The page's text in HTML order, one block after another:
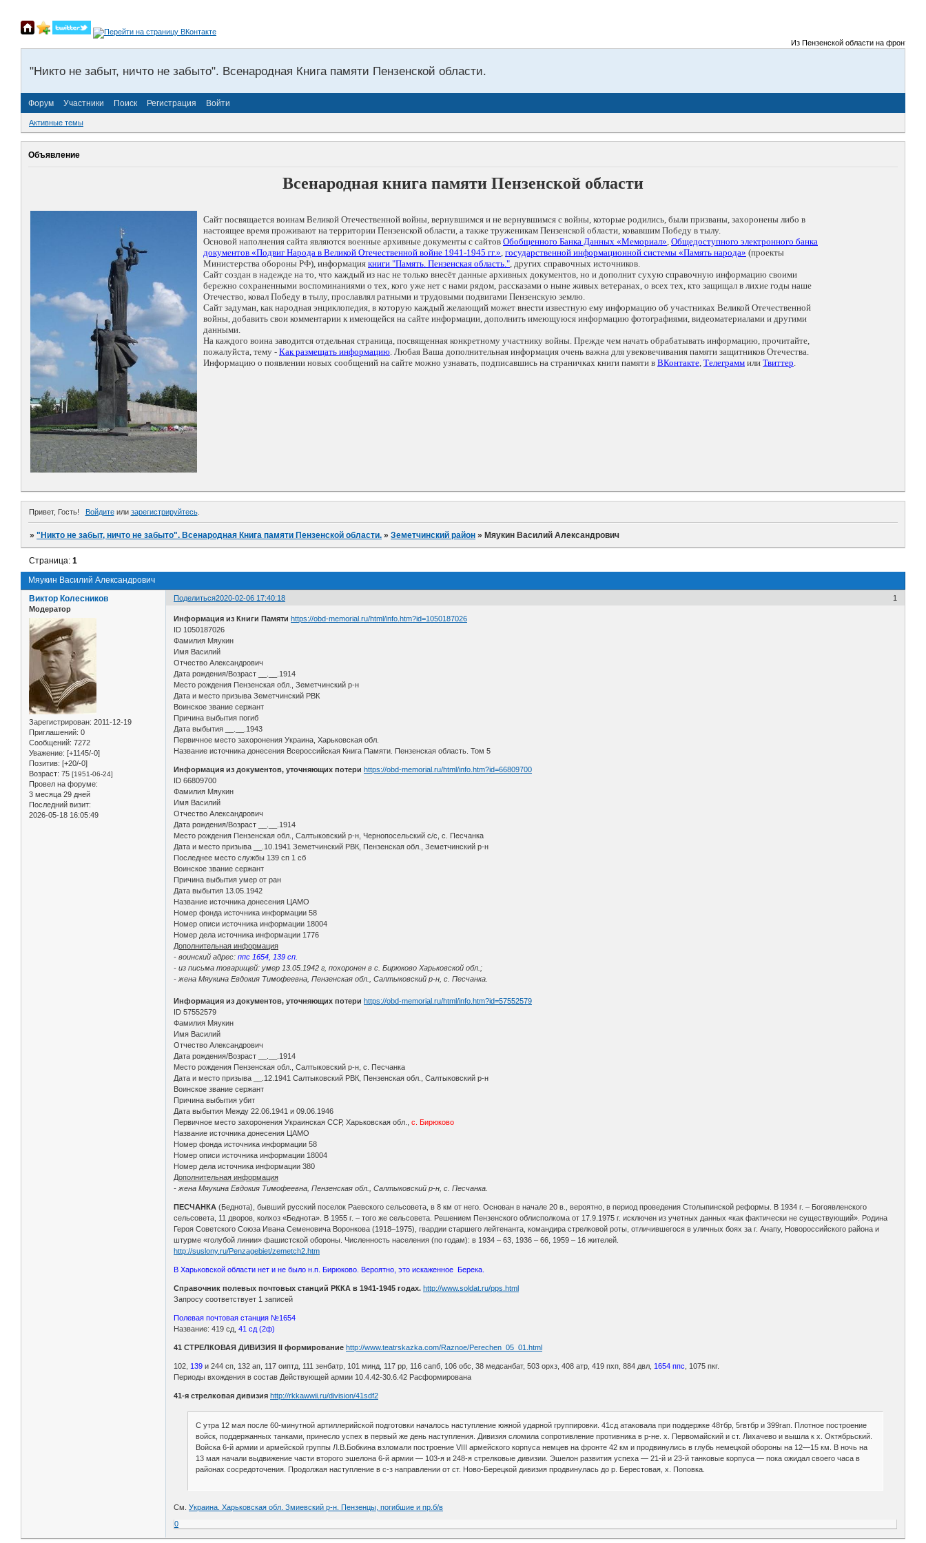
Из Пензенской области на фронты
"Никто не забыт, ничто не забыто". Всенародная Книга памяти Пензенской области.
Форум Участники Поиск Регистрация Войти
Активные темы
Объявление
Всенародная книга памяти Пензенской области
Сайт посвящается воинам Великой Отечественной войны, вернувшимся и не вернувшимся с войны, которые родились, были призваны, захоронены либо в
настоящее время проживают на территории Пензенской области, а также труженикам Пензенской области, ковавшим Победу в тылу.
Основой наполнения сайта являются военные архивные документы с сайтов Обобщенного Банка Данных «Мемориал», Общедоступного электронного банка
документов «Подвиг Народа в Великой Отечественной войне 1941-1945 гг.», государственной информационной системы «Память народа» (проекты
Министерства обороны РФ), информация книги "Память. Пензенская область.", других справочных источников.
Сайт создан в надежде на то, что каждый из нас не только внесёт данные архивных документов, но и дополнит сухую справочную информацию своими
бережно сохраненными воспоминаниями о тех, кого уже нет с нами рядом, рассказами о ныне живых ветеранах, о всех тех, кто защищал в лихие годы наше
Отечество, ковал Победу в тылу, прославлял ратными и трудовыми подвигами Пензенскую землю.
Сайт задуман, как народная энциклопедия, в которую каждый желающий может внести известную ему информацию об участниках Великой Отечественной
войны, добавить свои комментарии к имеющейся на сайте информации, дополнить имеющуюся информацию фотографиями, видеоматериалами и другими
данными.
На каждого воина заводится отдельная страница, посвященная конкретному участнику войны. Прежде чем начать обрабатывать информацию, прочитайте,
пожалуйста, тему - Как размещать информацию. Любая Ваша дополнительная информация очень важна для увековечивания памяти защитников Отечества.
Информацию о появлении новых сообщений на сайте можно узнавать, подписавшись на страничках книги памяти в ВКонтакте, Телеграмм или Твиттер.
Привет, Гость! Войдитеили зарегистрируйтесь.
»"Никто не забыт, ничто не забыто". Всенародная Книга памяти Пензенской области. »Земетчинский район » Мяукин Василий Александрович
Мяукин Василий Александрович
Страница:1
Поделиться 1
2020-02-06 17:40:18
Виктор Колесников
Модератор
Зарегистрирован: 2011-12-19
Приглашений: 0
Сообщений: 7272
Уважение: [+1145/-0]
Позитив: [+20/-0]
Возраст: 75 [1951-06-24]
Провел на форуме:
3 месяца 29 дней
Последний визит:
2026-05-18 16:05:49
Информация из Книги Памяти https://obd-memorial.ru/html/info.htm?id=1050187026
ID 1050187026
Фамилия Мяукин
Имя Василий
Отчество Александрович
Дата рождения/Возраст __.__.1914
Место рождения Пензенская обл., Земетчинский р-н
Дата и место призыва Земетчинский РВК
Воинское звание сержант
Причина выбытия погиб
Дата выбытия __.__.1943
Первичное место захоронения Украина, Харьковская обл.
Название источника донесения Всероссийская Книга Памяти. Пензенская область. Том 5
Информация из документов, уточняющих потери https://obd-memorial.ru/html/info.htm?id=66809700
ID 66809700
Фамилия Мяукин
Имя Василий
Отчество Александрович
Дата рождения/Возраст __.__.1914
Место рождения Пензенская обл., Салтыковский р-н, Чернопосельский с/с, с. Песчанка
Дата и место призыва __.10.1941 Земетчинский РВК, Пензенская обл., Земетчинский р-н
Последнее место службы 139 сп 1 сб
Воинское звание сержант
Причина выбытия умер от ран
Дата выбытия 13.05.1942
Название источника донесения ЦАМО
Номер фонда источника информации 58
Номер описи источника информации 18004
Номер дела источника информации 1776
Дополнительная информация
- воинский адрес:ппс 1654, 139 сп.
- из письма товарищей: умер 13.05.1942 г, похоронен в с. Бирюково Харьковской обл.;
- жена Мяукина Евдокия Тимофеевна, Пензенская обл., Салтыковский р-н, с. Песчанка.
Информация из документов, уточняющих потери https://obd-memorial.ru/html/info.htm?id=57552579
ID 57552579
Фамилия Мяукин
Имя Василий
Отчество Александрович
Дата рождения/Возраст __.__.1914
Место рождения Пензенская обл., Салтыковский р-н, с. Песчанка
Дата и место призыва __.12.1941 Салтыковский РВК, Пензенская обл., Салтыковский р-н
Воинское звание сержант
Причина выбытия убит
Дата выбытия Между 22.06.1941 и 09.06.1946
Первичное место захоронения Украинская ССР, Харьковская обл.,
с. Бирюково
Название источника донесения ЦАМО
Номер фонда источника информации 58
Номер описи источника информации 18004
Номер дела источника информации 380
Дополнительная информация
- жена Мяукина Евдокия Тимофеевна, Пензенская обл., Салтыковский р-н, с. Песчанка.
ПЕСЧАНКА (Беднота), бывший русский поселок Раевского сельсовета, в 8 км от него. Основан в начале 20 в., вероятно, в период проведения Столыпинской реформы. В 1934 г. – Богоявленского
сельсовета, 11 дворов, колхоз «Беднота». В 1955 г. – того же сельсовета. Решением Пензенского облисполкома от 17.9.1975 г. исключен из учетных данных «как фактически не существующий». Родина
Героя Советского Союза Ивана Семеновича Воронкова (1918–1975), гвардии старшего лейтенанта, командира стрелковой роты, отличившегося в уличных боях за г. Анапу, Новороссийского района и
штурме «голубой линии» фашистской обороны. Численность населения (по годам): в 1934 – 63, 1936 – 66, 1959 – 16 жителей.
http://suslony.ru/Penzagebiet/zemetch2.htm
В Харьковской области нет и не было н.п. Бирюково. Вероятно, это искаженное Берека.
Справочник полевых почтовых станций РККА в 1941-1945 годах. http://www.soldat.ru/pps.html
Запросу соответствует 1 записей
Полевая почтовая станция №1654
Название: 419 сд,41 сд (2ф)
41 СТРЕЛКОВАЯ ДИВИЗИЯ II формирование http://www.teatrskazka.com/Raznoe/Perechen_05_01.html
102, 139 и 244 сп, 132 ап, 117 оиптд, 111 зенбатр, 101 минд, 117 рр, 116 сапб, 106 обс, 38 медсанбат, 503 орхз, 408 атр, 419 пхп, 884 двл, 1654 ппс , 1075 пкг.
Периоды вхождения в состав Действующей армии 10.4.42-30.6.42 Расформирована
41-я стрелковая дивизия http://rkkawwii.ru/division/41sdf2
С утра 12 мая после 60-минутной артиллерийской подготовки началось наступление южной ударной группировки. 41сд атаковала при поддержке 48тбр, 5гвтбр и 399гап. Плотное построение
войск, поддержанных танками, принесло успех в первый же день наступления. Дивизия сломила сопротивление противника в р-не. х. Первомайский и ст. Лихачево и вышла к х. Октябрьский.
Войска 6-й армии и армейской группы Л.В.Бобкина взломали построение VIII армейского корпуса немцев на фронте 42 км и продвинулись в глубь немецкой обороны на 12—15 км. В ночь на
13 мая начали выдвижение части второго эшелона 6-й армии — 103-я и 248-я стрелковые дивизии. Эшелон развития успеха — 21-й и 23-й танковые корпуса — пока ожидал своего часа в
районах сосредоточения. Продолжая наступление в с-з направлении от ст. Ново-Берецкой дивизия продвинулась до р. Берестовая, х. Поповка.
См.Украина. Харьковская обл. Змиевский р-н. Пензенцы, погибшие и пр.б/в
0